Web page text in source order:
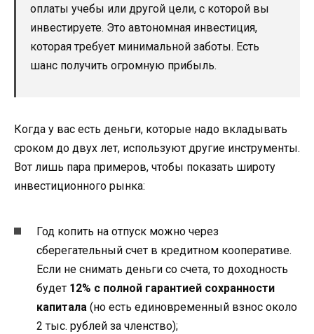
оплаты учебы или другой цели, с которой вы
инвестируете. Это автономная инвестиция,
которая требует минимальной заботы. Есть
шанс получить огромную прибыль.
Когда у вас есть деньги, которые надо вкладывать
сроком до двух лет, используют другие инструменты.
Вот лишь пара примеров, чтобы показать широту
инвестиционного рынка:
Год копить на отпуск можно через
сберегательный счет в кредитном кооперативе.
Если не снимать деньги со счета, то доходность
будет 12% с полной гарантией сохранности
капитала (но есть единовременный взнос около
2 тыс. рублей за членство);